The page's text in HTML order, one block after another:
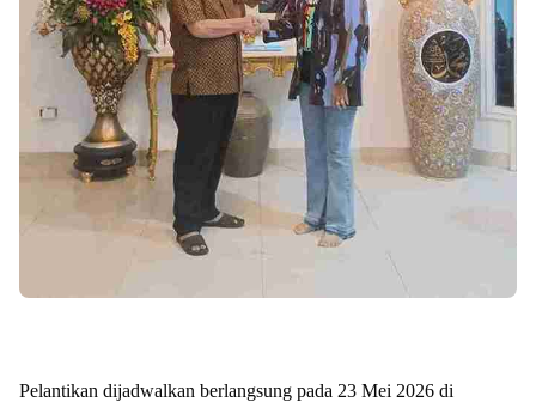
Pelantikan dijadwalkan berlangsung pada 23 Mei 2026 di